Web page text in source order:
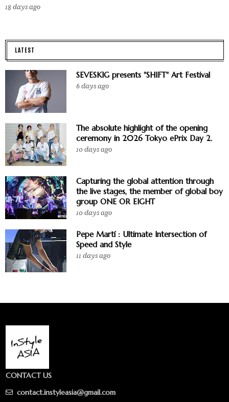
18 days ago
LATEST
SEVESKIG presents "SHIFT" Art Festival
6 days ago
The absolute highlight of the opening
ceremony in 2026 Tokyo ePrix Day 2.
10 days ago
Capturing the global attention through
the live stages, the member of global boy
group ONE OR EIGHT
10 days ago
Pepe Martí : Ultimate Intersection of
Speed and Style
11 days ago
CONTACT US
contact.instyleasia@gmail.com